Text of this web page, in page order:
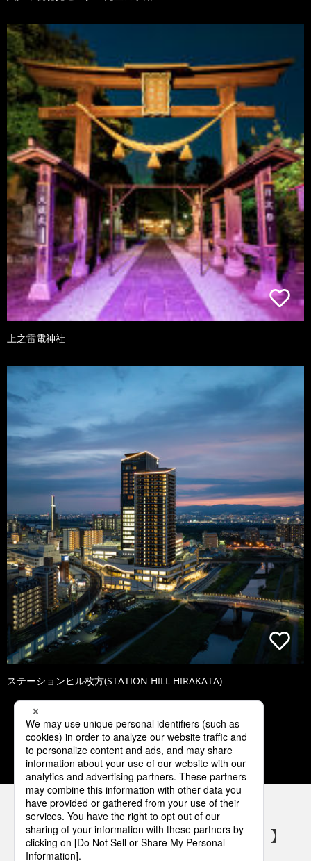
上之雷電神社
ステーションヒル枚方(STATION HILL HIRAKATA)
1 2 3 4 5
パナソニックの電気設備 SNSアカウント